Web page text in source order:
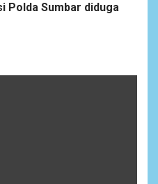
Polda Sumbar diduga